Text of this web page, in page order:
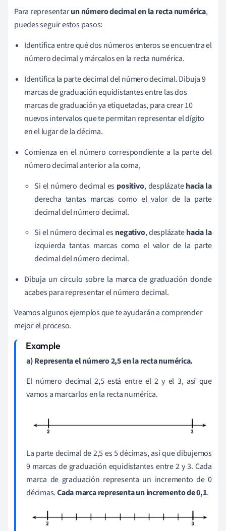
Para representarun número decimal en la recta numérica,
puedes seguir estos pasos:
Identifica entre qué dos números enteros se encuentra el
número decimal y márcalos en la recta numérica.
Identifica la parte decimal del número decimal. Dibuja 9
marcas de graduación equidistantes entre las dos
marcas de graduación ya etiquetadas, para crear 10
nuevos intervalos que te permitan representar el dígito
en el lugar de la décima.
Comienza en el número correspondiente a la parte del
número decimal anterior a la coma,
Si el número decimal es positivo, desplázatehacia la
derecha tantas marcas como el valor de la parte
decimal del número decimal.
Si el número decimal esnegativo, desplázatehacia la
izquierda tantas marcas como el valor de la parte
decimal del número decimal.
Dibuja un círculo sobre la marca de graduación donde
acabes para representar el número decimal.
Veamos algunos ejemplos que te ayudarán a comprender
mejor el proceso.
a) Representa el número 2,5 en la recta numérica.
El número decimal 2,5 está entre el 2 y el 3, así que
vamos a marcarlos en la recta numérica.
La parte decimal de 2,5 es 5 décimas, así que dibujemos
9 marcas de graduación equidistantes entre 2 y 3. Cada
marca de graduación representa un incremento de 0
décimas.Cada marca representa un incremento de 0,1.